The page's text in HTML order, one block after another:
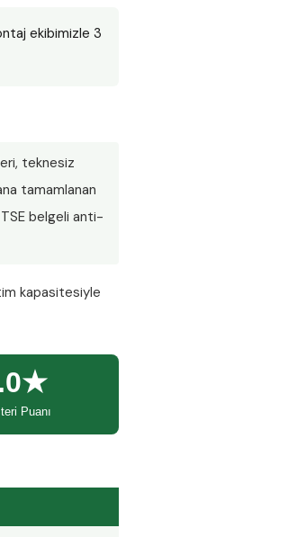
ekibimizle 3
teknesiz
tamamlanan
belgeli anti-
kapasitesiyle
Puanı